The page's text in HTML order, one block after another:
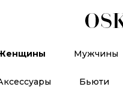
Мужчины
Бьюти